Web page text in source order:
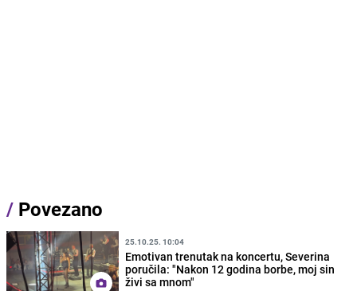
/ Povezano
25.10.25. 10:04
Emotivan trenutak na koncertu, Severina
poručila: "Nakon 12 godina borbe, moj sin
živi sa mnom"